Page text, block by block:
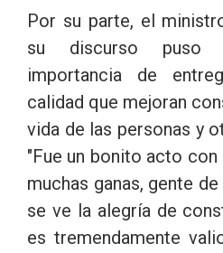
Por su parte, el
su discurso puso
importancia de
calidad que mejoran
vida de las personas y
"Fue un bonito acto con
muchas ganas, gente
se ve la alegría de
es tremendamente